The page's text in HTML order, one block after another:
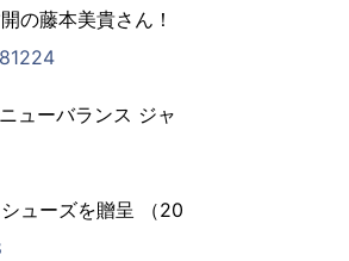
の藤本美貴さん！
ューバランス ジャ
ューズを贈呈 （20